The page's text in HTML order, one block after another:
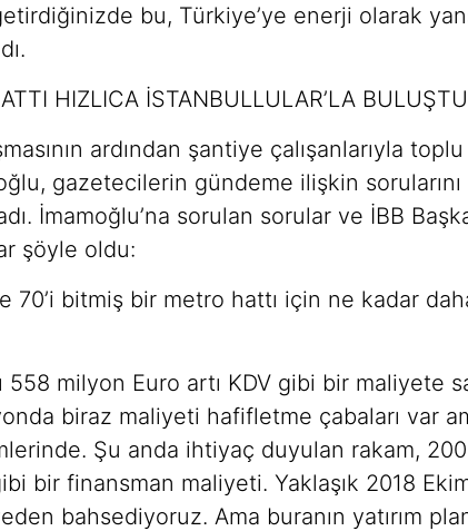
bu, Türkiye’ye enerji olarak
HIZLICA İSTANBULLULAR’LA
ardından şantiye çalışanlarıyla
gazetecilerin gündeme ilişkin
İmamoğlu’na sorulan sorular ve İBB
şöyle oldu:
70’i bitmiş bir metro hattı için ne kadar
558 milyon Euro artı KDV gibi bir maliyete
biraz maliyeti hafifletme çabaları var
Şu anda ihtiyaç duyulan rakam,
bir finansman maliyeti. Yaklaşık 2018
bahsediyoruz. Ama buranın yatırım